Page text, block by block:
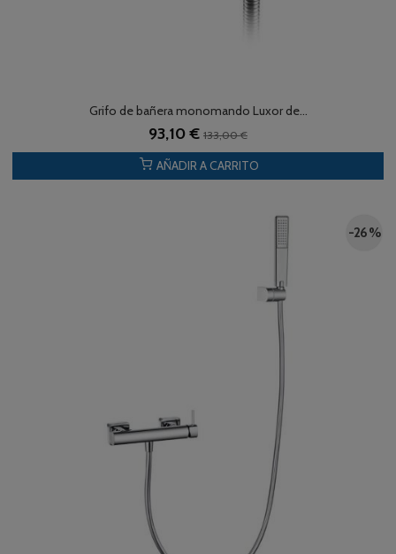
Grifo de bañera monomando Luxor de...
93,10 € 133,00 €
AÑADIR A CARRITO
-26 %